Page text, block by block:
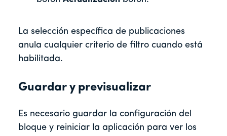
La selección específica de publicaciones
anula cualquier criterio de filtro cuando está
habilitada.
Guardar y previsualizar
Es necesario guardar la configuración del
bloque y reiniciar la aplicación para ver los